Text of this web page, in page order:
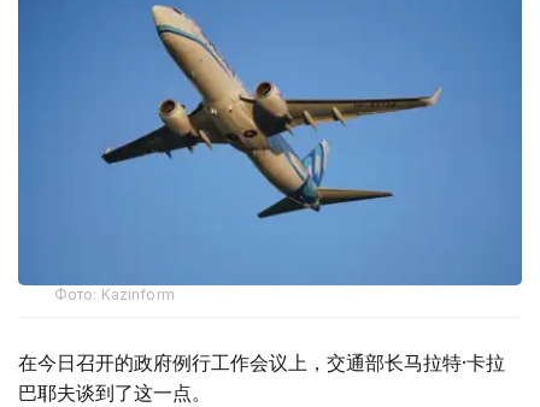
Фото: Kazinform
在今日召开的政府例行工作会议上，交通部长马拉特·卡拉
巴耶夫谈到了这一点。